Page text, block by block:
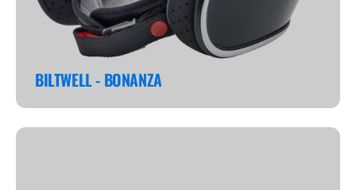
BILTWELL - BONANZA